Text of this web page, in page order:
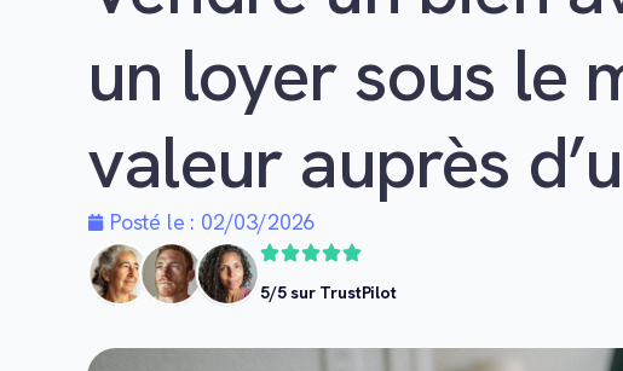
un loyer sous le
valeur auprès
Posté le : 02/03/2026
5/5 sur TrustPilot